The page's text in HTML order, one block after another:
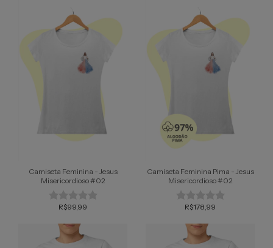
Camiseta Feminina - Jesus
Misericordioso #02
R$99,99
Camiseta Feminina Pima - Jesus
Misericordioso #02
R$178,99